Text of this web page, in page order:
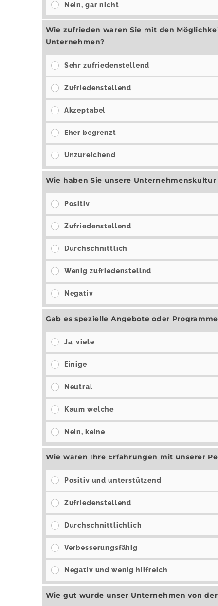
Nein, gar nicht
Wie zufrieden waren Sie mit den
Unternehmen?
Sehr zufriedenstellend
Zufriedenstellend
Akzeptabel
Eher begrenzt
Unzureichend
Wie haben Sie unsere
Positiv
Zufriedenstellend
Durchschnittlich
Wenig zufriedenstellnd
Negativ
Gab es spezielle Angebote oder
Ja, viele
Einige
Neutral
Kaum welche
Nein, keine
Wie waren Ihre Erfahrungen mit unserer
Positiv und unterstützend
Zufriedenstellend
Durchschnittlichlich
Verbesserungsfähig
Negativ und wenig hilfreich
Wie gut wurde unser Unternehmen von